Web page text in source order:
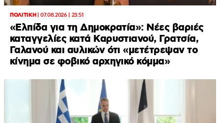
ΠΟΛΙΤΙΚΗ|07.08.2026 | 23:51
«Ελπίδα για τη Δημοκρατία»: Νέες βαριές
καταγγελίες κατά Καρυστιανού, Γρατσία,
Γαλανού και αυλικών ότι «μετέτρεψαν το
κίνημα σε φοβικό αρχηγικό κόμμα»